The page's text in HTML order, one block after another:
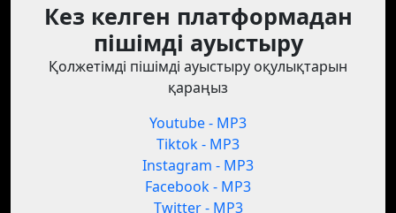
Кез келген платформадан
пішімді ауыстыру
Қолжетімді пішімді ауыстыру оқулықтарын
қараңыз
Youtube - MP3
Tiktok - MP3
Instagram - MP3
Facebook - MP3
Twitter - MP3